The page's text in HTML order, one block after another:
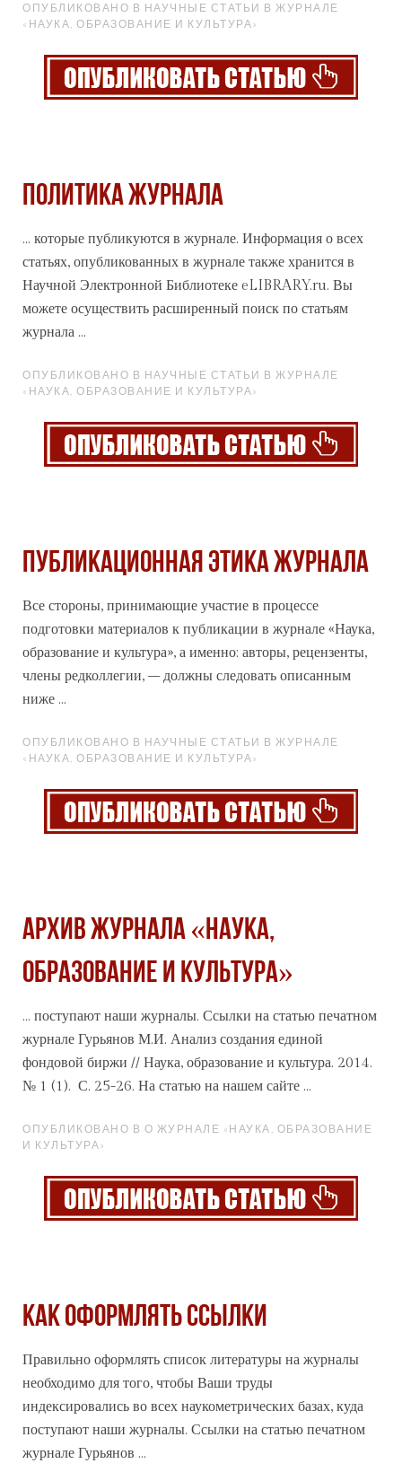
ОПУБЛИКОВАНО В НАУЧНЫЕ СТАТЬИ В ЖУРНАЛЕ
«НАУКА, ОБРАЗОВАНИЕ И КУЛЬТУРА»
Политика журнала
... которые публикуются в журнале. Информация о всех
статьях, опубликованных в журнале также хранится в
Научной Электронной Библиотеке eLIBRARY.ru. Вы
можете осуществить расширенный поиск по статьям
журнала ...
ОПУБЛИКОВАНО В НАУЧНЫЕ СТАТЬИ В ЖУРНАЛЕ
«НАУКА, ОБРАЗОВАНИЕ И КУЛЬТУРА»
Публикационная этика журнала
Все стороны, принимающие участие в процессе
подготовки материалов к публикации в журнале «Наука,
образование и культура», а именно: авторы, рецензенты,
члены редколлегии, – должны следовать описанным
ниже ...
ОПУБЛИКОВАНО В НАУЧНЫЕ СТАТЬИ В ЖУРНАЛЕ
«НАУКА, ОБРАЗОВАНИЕ И КУЛЬТУРА»
Архив журнала «Наука,
образование и культура»
... поступают наши журналы. Ссылки на статью печатном
журнале Гурьянов М.И. Анализ создания единой
фондовой биржи // Наука, образование и культура. 2014.
№ 1 (1). С. 25-26. На статью на нашем сайте ...
ОПУБЛИКОВАНО В О ЖУРНАЛЕ «НАУКА, ОБРАЗОВАНИЕ
И КУЛЬТУРА»
Как оформлять ссылки
Правильно оформлять список литературы на журналы
необходимо для того, чтобы Ваши труды
индексировались во всех наукометрических базах, куда
поступают наши журналы. Ссылки на статью печатном
журнале Гурьянов ...